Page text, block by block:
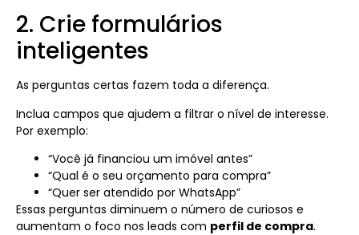
2. Crie formulários
inteligentes
As perguntas certas fazem toda a diferença.
Inclua campos que ajudem a filtrar o nível de interesse.
Por exemplo:
“Você já financiou um imóvel antes”
“Qual é o seu orçamento para compra”
“Quer ser atendido por WhatsApp”
Essas perguntas diminuem o número de curiosos e
aumentam o foco nos leads com perfil de compra.